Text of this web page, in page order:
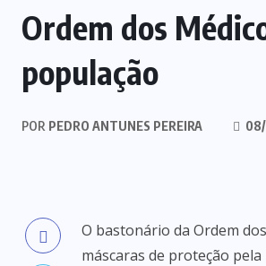
Ordem dos
população
POR PEDRO ANTUNES PEREIRA
O bastonário da Ordem
máscaras de proteção